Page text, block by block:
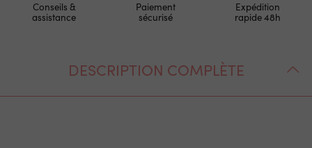
Conseils &
assistance
Paiement
sécurisé
Expédition
rapide 48h
DESCRIPTION COMPLÈTE